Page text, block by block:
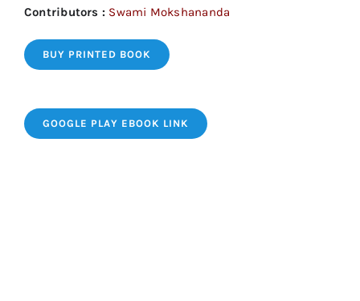
Contributors : Swami Mokshananda
BUY PRINTED BOOK
GOOGLE PLAY EBOOK LINK